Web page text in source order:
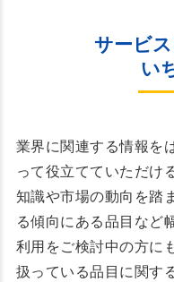
サービ
い
業界に関連する情報を
って役立てていただけ
知識や市場の動向を踏
る傾向にある品目など
利用をご検討中の方に
扱っている品目に関す